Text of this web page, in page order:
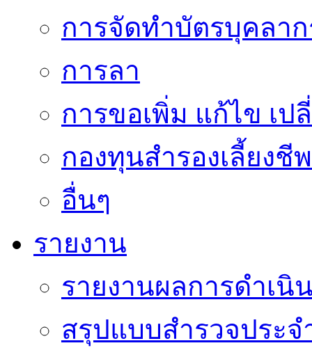
การจัดทำบัตรบุคลา
การลา
การขอเพิ่ม แก้ไข เ
กองทุนสำรองเลี้ยงชีพ
อื่นๆ
รายงาน
รายงานผลการดำเนิ
สรุปแบบสำรวจประจ